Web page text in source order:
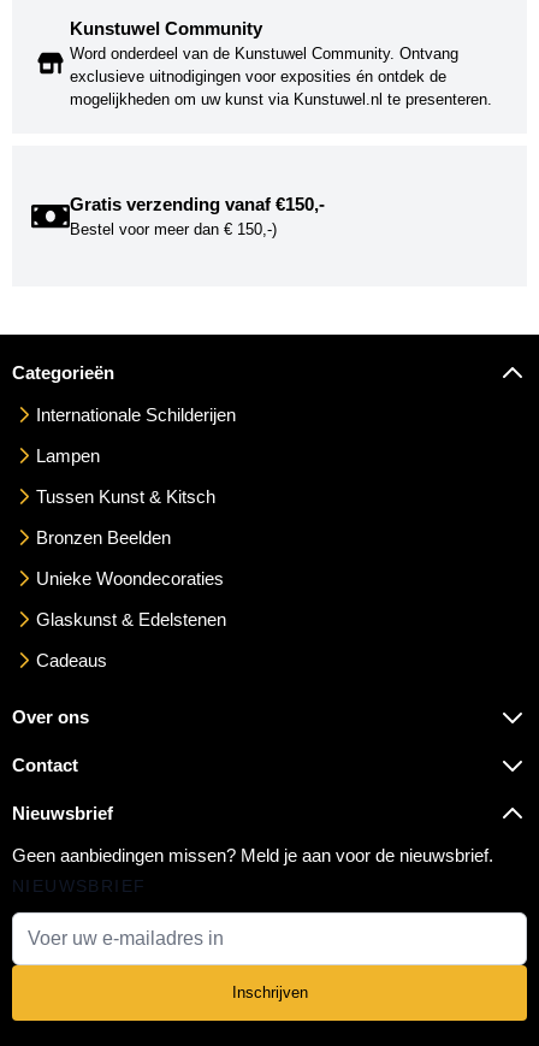
Kunstuwel Community
Word onderdeel van de Kunstuwel Community. Ontvang
exclusieve uitnodigingen voor exposities én ontdek de
mogelijkheden om uw kunst via Kunstuwel.nl te presenteren.
Gratis verzending vanaf €150,-
Bestel voor meer dan € 150,-)
Categorieën
Internationale Schilderijen
Lampen
Tussen Kunst & Kitsch
Bronzen Beelden
Unieke Woondecoraties
Glaskunst & Edelstenen
Cadeaus
Over ons
Contact
Nieuwsbrief
Geen aanbiedingen missen? Meld je aan voor de nieuwsbrief.
NIEUWSBRIEF
Inschrijven